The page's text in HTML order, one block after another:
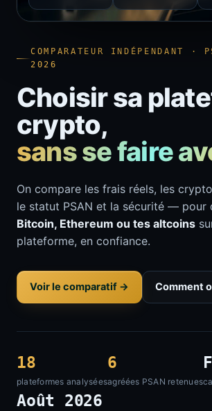
COMPARATEUR INDÉPENDANT ·
2026
Choisir sa
crypto,
sans se faire
On compare les frais réels, les
le statut PSAN et la sécurité — pour
Bitcoin, Ethereum ou tes altcoins
plateforme, en confiance.
Voir le comparatif → Comment
18
plateformes analysées
6
agréées PSAN retenues
Août 2026